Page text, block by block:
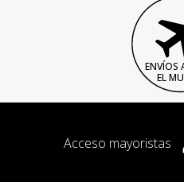
ENVÍOS
EL
Acceso mayoristas